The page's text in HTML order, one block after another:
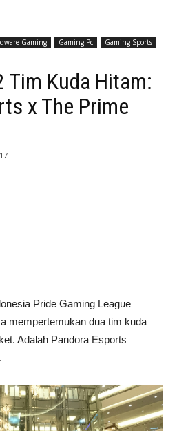
Gaming Gaming Pc
Gaming Sports
Tim Kuda Hitam:
x The Prime
Pride Gaming League
mempertemukan dua tim kuda
Adalah Pandora Esports